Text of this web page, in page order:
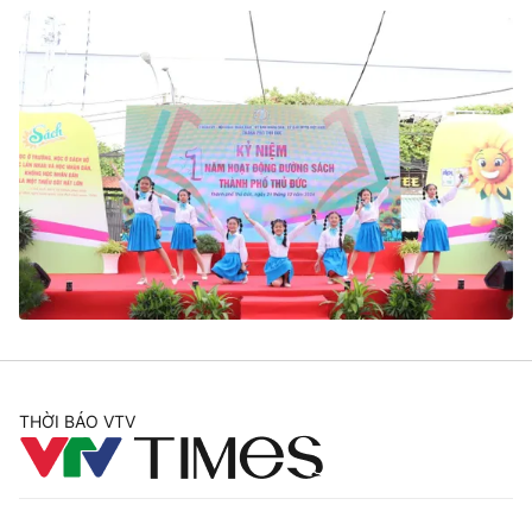
Video Shorts video
VTV Money VTV Thể thao
VTV Sức khoẻ Bất động sản
Thị trường 24h Tấm lòng Việt
VTV4 Vươn mình bằng AI
Liên hệ tòa soạn English
THỜI BÁO VTV